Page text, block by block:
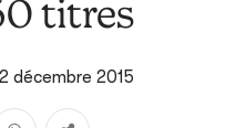
titres
décembre 2015